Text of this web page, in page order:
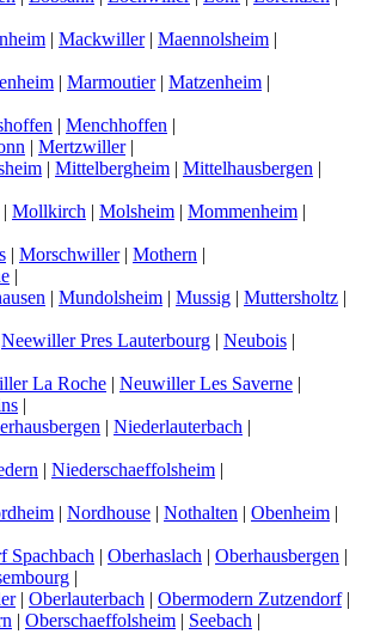
| Mackwiller | Maennolsheim |
| Marmoutier | Matzenheim |
| Menchhoffen |
| Mertzwiller |
| Mittelbergheim | Mittelhausbergen |
| Mollkirch | Molsheim | Mommenheim |
| Morschwiller | Mothern |
|
| Mundolsheim | Mussig | Muttersholtz |
Neewiller Pres Lauterbourg | Neubois |
La Roche | Neuwiller Les Saverne |
|
| Niederlauterbach |
| Niederschaeffolsheim |
| Nordhouse | Nothalten | Obenheim |
Spachbach | Oberhaslach | Oberhausbergen |
|
| Oberlauterbach | Obermodern Zutzendorf |
| Oberschaeffolsheim | Seebach |